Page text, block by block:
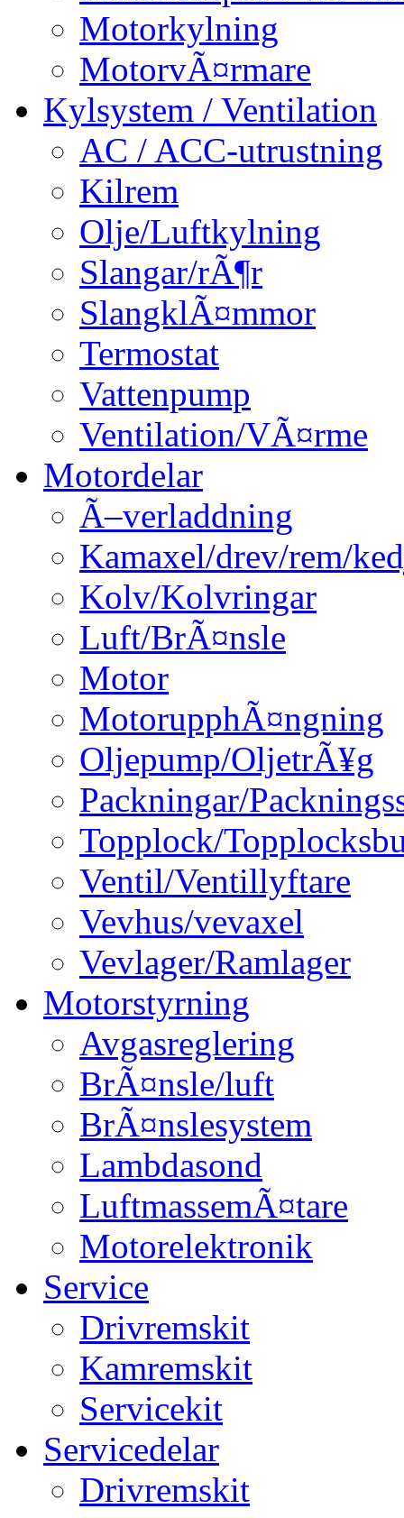
Motorkylning
MotorvÃ¤rmare
Kylsystem / Ventilation
AC / ACC-utrustning
Kilrem
Olje/Luftkylning
Slangar/rÃ¶r
SlangklÃ¤mmor
Termostat
Vattenpump
Ventilation/VÃ¤rme
Motordelar
Ã–verladdning
Kamaxel/drev/rem/
Kolv/Kolvringar
Luft/BrÃ¤nsle
Motor
MotorupphÃ¤ngning
Oljepump/OljetrÃ¥g
Packningar/
Topplock/
Ventil/Ventillyftare
Vevhus/vevaxel
Vevlager/Ramlager
Motorstyrning
Avgasreglering
BrÃ¤nsle/luft
BrÃ¤nslesystem
Lambdasond
LuftmassemÃ¤tare
Motorelektronik
Service
Drivremskit
Kamremskit
Servicekit
Servicedelar
Drivremskit